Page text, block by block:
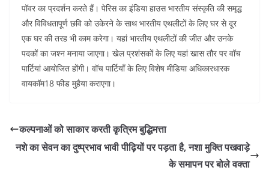
पॉवर का प्रदर्शन करते हैं। पेरिस का इंडिया हाउस भारतीय संस्कृति की समृद्ध
और विविधतापूर्ण छवि को उकेरने के साथ भारतीय एथलीटों के लिए घर से दूर
एक घर की तरह भी काम करेगा। यहां भारतीय एथलीटों की जीत और उनके
पदकों का जश्न मनाया जाएगा। खेल प्रशंसकों के लिए यहां खास तौर पर वॉच
पार्टियां आयोजित होंगी। वॉच पार्टियाँ के लिए विशेष मीडिया अधिकारधारक
वायकॉम18 फीड मुहैया कराएगा।
कल्पनाओं को साकार करती कृत्रिम बुद्धिमत्ता
नशे का सेवन का दुष्प्रभाव भावी पीढ़ियों पर पड़ता है, नशा मुक्ति पखवाड़े
के समापन पर बोले वक्ता